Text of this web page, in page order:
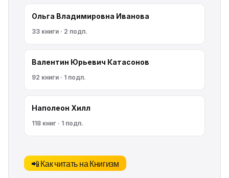
Ольга Владимировна Иванова
33 книги · 2 подп.
Валентин Юрьевич Катасонов
92 книги · 1 подп.
Наполеон Хилл
118 книг · 1 подп.
📲 Как читать на Книгизм